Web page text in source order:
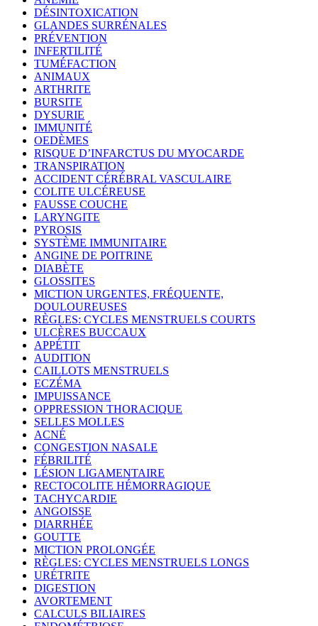
DÉSINTOXICATION
GLANDES SURRÉNALES
PRÉVENTION
INFERTILITÉ
TUMÉFACTION
ANIMAUX
ARTHRITE
BURSITE
DYSURIE
IMMUNITÉ
OEDÈMES
RISQUE D’INFARCTUS DU MYOCARDE
TRANSPIRATION
ACCIDENT CÉRÉBRAL VASCULAIRE
COLITE ULCÉREUSE
FAUSSE COUCHE
LARYNGITE
PYROSIS
SYSTÈME IMMUNITAIRE
ANGINE DE POITRINE
DIABÈTE
GLOSSITES
MICTION URGENTES, FRÉQUENTE,
DOULOUREUSES
RÈGLES: CYCLES MENSTRUELS COURTS
ULCÈRES BUCCAUX
APPÉTIT
AUDITION
CAILLOTS MENSTRUELS
ECZÉMA
IMPUISSANCE
OPPRESSION THORACIQUE
SELLES MOLLES
ACNÉ
CONGESTION NASALE
FÉBRILITÉ
LÉSION LIGAMENTAIRE
RECTOCOLITE HÉMORRAGIQUE
TACHYCARDIE
ANGOISSE
DIARRHÉE
GOUTTE
MICTION PROLONGÉE
RÈGLES: CYCLES MENSTRUELS LONGS
URÉTRITE
DIGESTION
AVORTEMENT
CALCULS BILIAIRES